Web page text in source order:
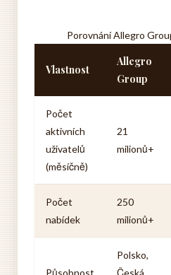
Porovnání Allegro
Vlastnost
Allegro
Group
Počet
aktivních
uživatelů
(měsíčně)
21
milionů+
Počet
nabídek
250
milionů+
Působnost
Polsko,
Česká